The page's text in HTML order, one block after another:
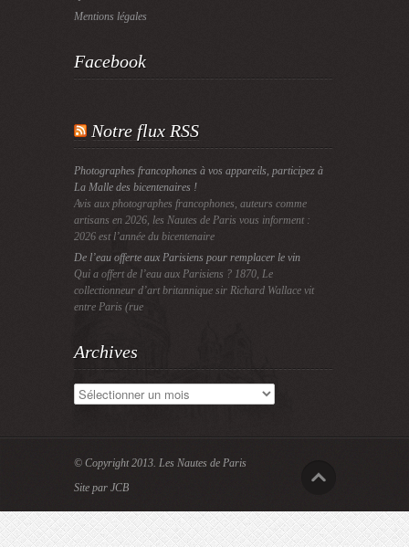
Mentions légales
Facebook
Notre flux RSS
Photographes francophones à vos appareils, participez à
La Malle des bicentenaires !
Avis aux photographes francophones, auteurs comme
artisans en 2026, les Nautes de Paris vous informent :
2026 est l’année du bicentenaire
De l’eau offerte aux Parisiens pour remplacer le vin
Qui a offert de l’eau aux Parisiens ? 1870, Le
collectionneur d’art britannique sir Richard Wallace vit
entre Paris (rue
Archives
Archives
© Copyright 2013. Les Nautes de Paris
Site par JCB